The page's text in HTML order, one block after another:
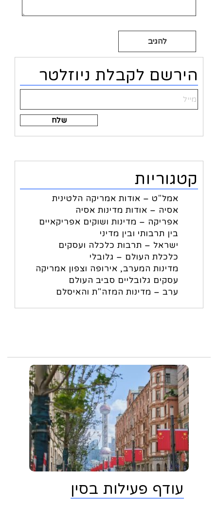
הירשם לקבלת ניוזלטר
Alternative:
קטגוריות
אמל"ט – אודות אמריקה הלטינית
אסיה – אודות מדינות אסיה
אפריקה – מדינות ושוקים אפריקאיים
בין תרבותי ובין מדיני
ישראל – תרבות כלכלה ועסקים
כלכלת העולם – גלובלי
מדינות המערב, אירופה וצפון אמריקה
עסקים גלובליים סביב העולם
ערב – מדינות המזה"ת והאיסלם
עודף פעילות בסין